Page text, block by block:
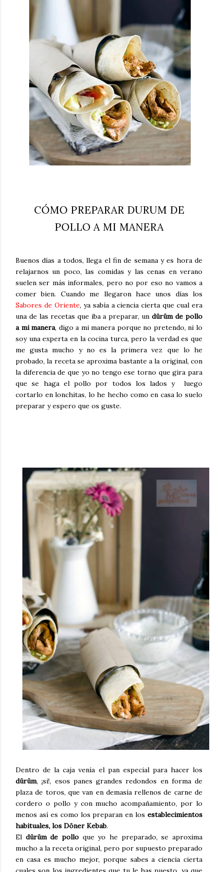
CÓMO PREPARAR DURUM DE
POLLO A MI MANERA
Buenos días a todos, llega el fin de semana y es hora de
relajarnos un poco, las comidas y las cenas en verano
suelen ser más informales, pero no por eso no vamos a
comer bien. Cuando me llegaron hace unos días los
Sabores de Oriente, ya sabía a ciencia cierta que cual era
una de las recetas que iba a preparar, undürüm de pollo
a mi manera, digo a mi manera porque no pretendo, ni lo
soy una experta en la cocina turca, pero la verdad es que
me gusta mucho y no es la primera vez que lo he
probado, la receta se aproxima bastante a la original, con
la diferencia de que yo no tengo ese torno que gira para
que se haga el pollo por todos los lados y luego
cortarlo en lonchitas, lo he hecho como en casa lo suelo
preparar y espero que os guste.
Dentro de la caja venía el pan especial para hacer los
dürüm, ¡si!, esos panes grandes redondos en forma de
plaza de toros, que van en demasía rellenos de carne de
cordero o pollo y con mucho acompañamiento, por lo
menos así es como los preparan en los establecimientos
habituales, los Döner Kebab.
El dürüm de pollo que yo he preparado, se aproxima
mucho a la receta original, pero por supuesto preparado
en casa es mucho mejor, porque sabes a ciencia cierta